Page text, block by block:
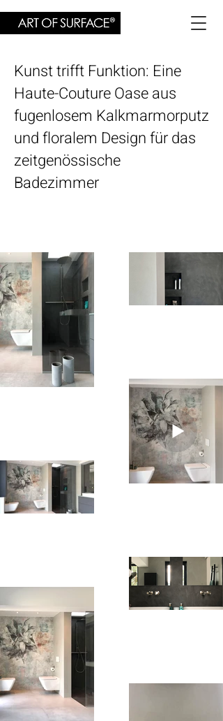
Kunst trifft Funktion: Eine
Haute-Couture Oase aus
fugenlosem Kalkmarmorputz
und floralem Design für das
zeitgenössische
Badezimmer